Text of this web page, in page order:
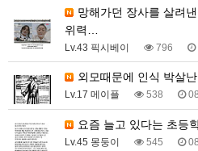
위력…
Lv.43 픽시베이 796
외모때문에 인식 박살
Lv.17 메이플 538
요즘 늘고 있다는 초등
Lv.45 몽둥이 545